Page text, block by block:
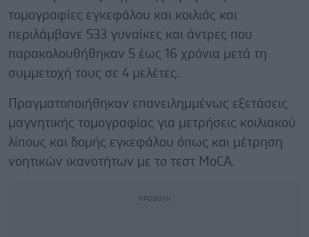
τομογραφίες εγκεφάλου και κοιλιάς και
περιλάμβανε 533 γυναίκες και άντρες που
παρακολουθήθηκαν 5 έως 16 χρόνια μετά τη
συμμετοχή τους σε 4 μελέτες.
Πραγματοποιήθηκαν επανειλημμένως εξετάσεις
μαγνητικής τομογραφίας για μετρήσεις κοιλιακού
λίπους και δομής εγκεφάλου όπως και μέτρηση
νοητικών ικανοτήτων με το τεστ MoCA.